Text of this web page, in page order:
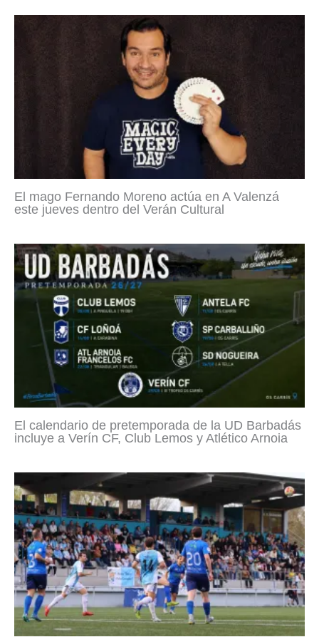
El mago Fernando Moreno actúa en A Valenzá
este jueves dentro del Verán Cultural
El calendario de pretemporada de la UD Barbadás
incluye a Verín CF, Club Lemos y Atlético Arnoia